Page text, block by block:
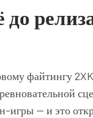
файтингу
игры — и это